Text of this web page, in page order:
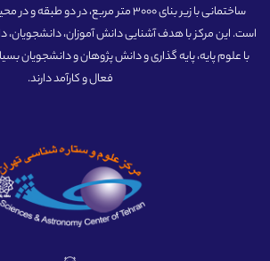
ساختمانی با زیر بنای 3000 متر مربع، در دو
است. این مرکز با هدف آشنایی دانش آموزان،
با علوم پایه، پایه گذاری و دانش پژوهان و دانشجویان
فعال و کارآمد دارند.